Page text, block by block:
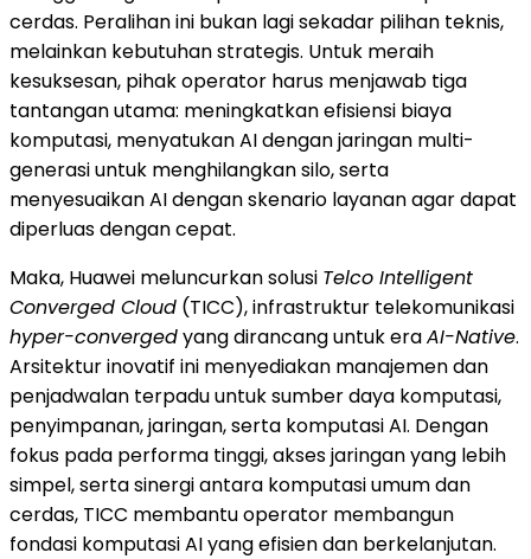
cerdas. Peralihan ini bukan lagi sekadar pilihan teknis,
melainkan kebutuhan strategis. Untuk meraih
kesuksesan, pihak operator harus menjawab tiga
tantangan utama: meningkatkan efisiensi biaya
komputasi, menyatukan AI dengan jaringan multi-
generasi untuk menghilangkan silo, serta
menyesuaikan AI dengan skenario layanan agar dapat
diperluas dengan cepat.
Maka, Huawei meluncurkan solusi Telco Intelligent
Converged Cloud (TICC), infrastruktur telekomunikasi
hyper-convergedyang dirancang untuk eraAI-Native.
Arsitektur inovatif ini menyediakan manajemen dan
penjadwalan terpadu untuk sumber daya komputasi,
penyimpanan, jaringan, serta komputasi AI. Dengan
fokus pada performa tinggi, akses jaringan yang lebih
simpel, serta sinergi antara komputasi umum dan
cerdas, TICC membantu operator membangun
fondasi komputasi AI yang efisien dan berkelanjutan.